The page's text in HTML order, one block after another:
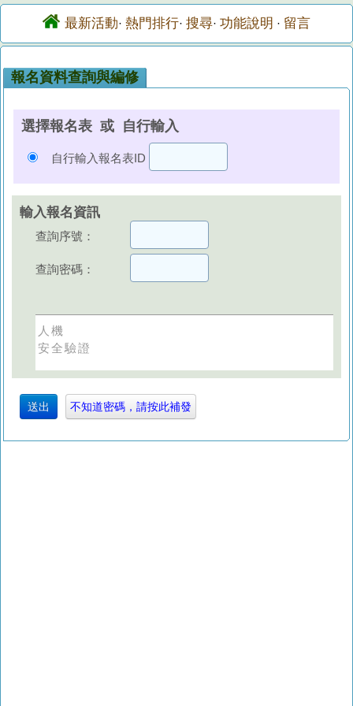
最新活動· 熱門排行· 搜尋· 功能說明 · 留言
報名資料查詢與編修
選擇報名表 或 自行輸入
自行輸入報名表ID
輸入報名資訊
查詢序號：
查詢密碼：
人機
安全驗證